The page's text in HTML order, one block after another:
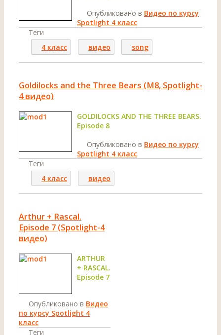
Опубликовано в Видео по курсу
Spotlight 4 класс
Теги
4 класс
видео song
Goldilocks and the Three Bears (M8, Spotlight-
4 видео)
GOLDILOCKS AND THE THREE BEARS.
Episode 8
Опубликовано в Видео по курсу
Spotlight 4 класс
Теги
4 класс
видео
Arthur + Rascal.
Episode 7 (Spotlight-4
видео)
ARTHUR
+ RASCAL.
Episode 7
Опубликовано в Видео
по курсу Spotlight 4
класс
Теги